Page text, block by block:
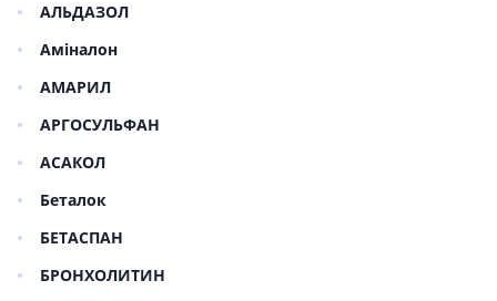
АЛЬДАЗОЛ
Аміналон
АМАРИЛ
АРГОСУЛЬФАН
АСАКОЛ
Беталок
БЕТАСПАН
БРОНХОЛИТИН